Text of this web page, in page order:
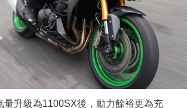
量升級為1100SX後，動力餘裕更為充